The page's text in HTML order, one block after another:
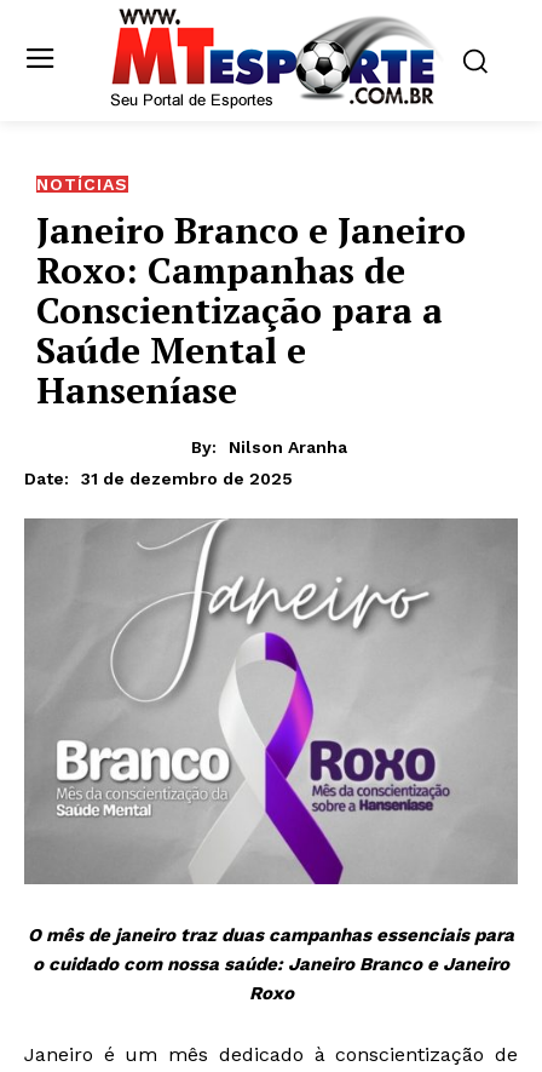
NOTÍCIAS
Janeiro Branco e Janeiro
Roxo: Campanhas de
Conscientização para a
Saúde Mental e
Hanseníase
By:
Nilson Aranha
Date:
31 de dezembro de 2025
O mês de janeiro traz duas campanhas essenciais para
o cuidado com nossa saúde: Janeiro Branco e Janeiro
Roxo
Janeiro é um mês dedicado à conscientização de